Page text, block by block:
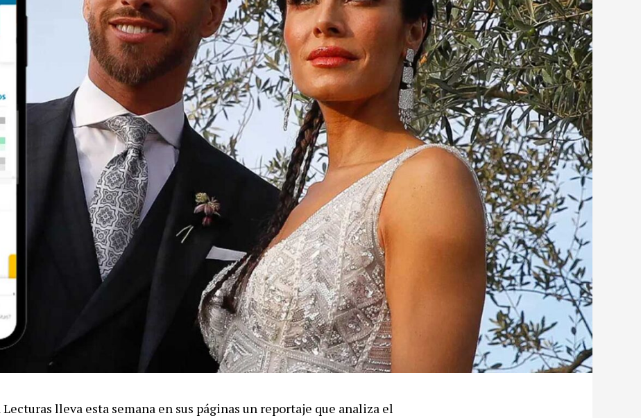
lleva esta semana en sus páginas un reportaje que analiza el